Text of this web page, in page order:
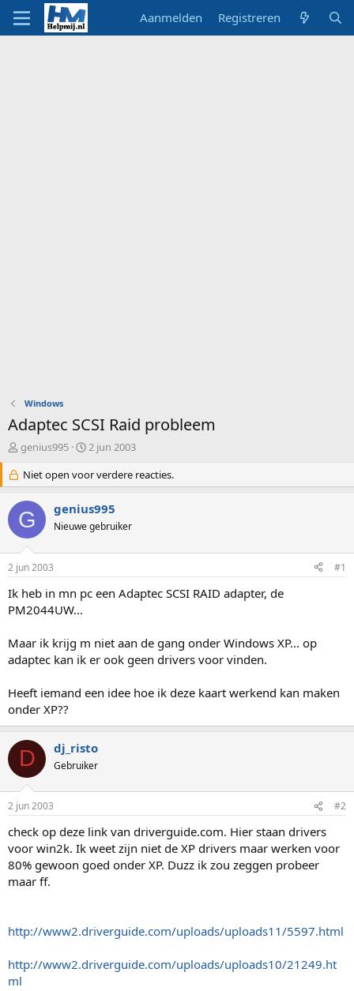
Aanmelden Registreren
Windows
Adaptec SCSI Raid probleem
O
d
e
r
w
e
s
t
a
r
e
r
genius995
S
a
r
d
a
m
2 jun 2003
Niet open voor verdere reacties.
G genius995
Nieuwe gebruiker
2 jun 2003 #1
Ik heb in mn pc een Adaptec SCSI RAID adapter, de
PM2044UW...
Maar ik krijg m niet aan de gang onder Windows XP... op
adaptec kan ik er ook geen drivers voor vinden.
Heeft iemand een idee hoe ik deze kaart werkend kan maken
onder XP??
D dj_risto
Gebruiker
2 jun 2003 #2
check op deze link van driverguide.com. Hier staan drivers
voor win2k. Ik weet zijn niet de XP drivers maar werken voor
80% gewoon goed onder XP. Duzz ik zou zeggen probeer
maar ff.
http://www2.driverguide.com/uploads/uploads11/5597.html
http://www2.driverguide.com/uploads/uploads10/21249.ht
ml